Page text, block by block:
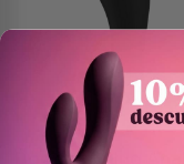
Bootie M Plug Anal